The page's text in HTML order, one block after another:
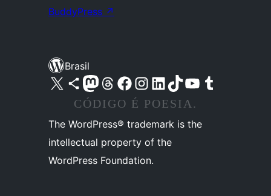
BuddyPress ↗
Brasil
Acessar nossa conta do X (antigo Twitter)
Acessar nossa conta do Bluesky
Acessar nossa conta do Mastodon
Acessar nossa conta do Threads
Acessar nossa página do Facebook
Acessar nossa conta do Instagram
Acessar nossa conta do LinkedIn
Acessar nossa conta do TikTok
Acessar nosso canal do YouTube
Acessar nossa conta no Tumblr
CÓDIGO É POESIA.
The WordPress® trademark is the
intellectual property of the
WordPress Foundation.